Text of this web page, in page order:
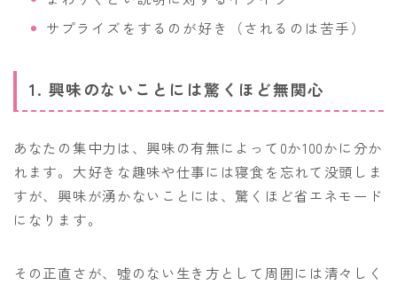
サプライズをするのが好き（されるのは苦手）
1. 興味のないことには驚くほど無関心
あなたの集中力は、興味の有無によって0か100かに分か
れます。大好きな趣味や仕事には寝食を忘れて没頭しま
すが、興味が湧かないことには、驚くほど省エネモード
になります。
その正直さが、嘘のない生き方として周囲には清々しく